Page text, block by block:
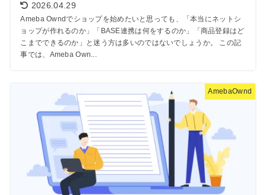
2026.04.29
Ameba Owndでショップを始めたいと思っても、「本当にネットシ
ョップが作れるのか」「BASE連携は何をするのか」「商品登録はど
こまでできるのか」と迷う方は多いのではないでしょうか。 この記
事では、Ameba Own...
AmebaOwnd